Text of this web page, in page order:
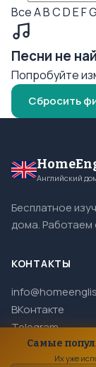
ВсеABCDEFG
Песни не
Попробуйте
Сбросить
Английский
Бесплатное
дома. Работаем
КОНТАКТЫ
ВКонтакте
Telegram
Самые
Их уже